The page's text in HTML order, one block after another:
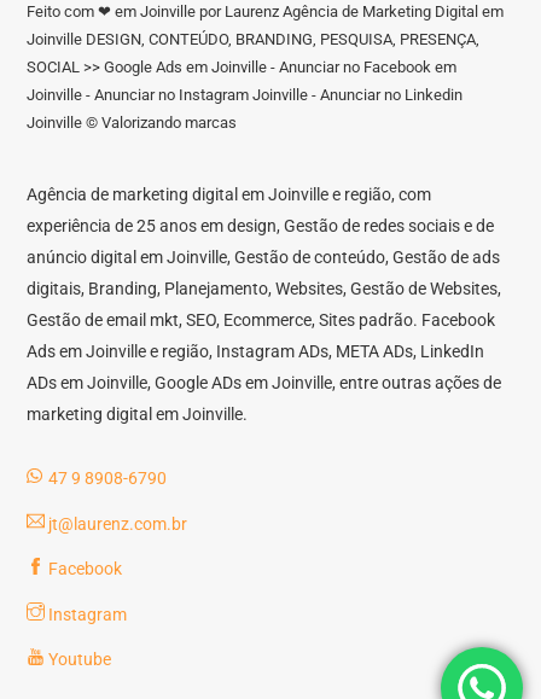
Feito com ❤ em Joinville por Laurenz Agência de Marketing Digital em
Joinville DESIGN, CONTEÚDO, BRANDING, PESQUISA, PRESENÇA,
SOCIAL >> Google Ads em Joinville - Anunciar no Facebook em
Joinville - Anunciar no Instagram Joinville - Anunciar no Linkedin
Joinville © Valorizando marcas
Agência de marketing digital em Joinville e região, com
experiência de 25 anos em design, Gestão de redes sociais e de
anúncio digital em Joinville, Gestão de conteúdo, Gestão de ads
digitais, Branding, Planejamento, Websites, Gestão de Websites,
Gestão de email mkt, SEO, Ecommerce, Sites padrão. Facebook
Ads em Joinville e região, Instagram ADs, META ADs, LinkedIn
ADs em Joinville, Google ADs em Joinville, entre outras ações de
marketing digital em Joinville.
47 9 8908-6790
jt@laurenz.com.br
Facebook
Instagram
Youtube